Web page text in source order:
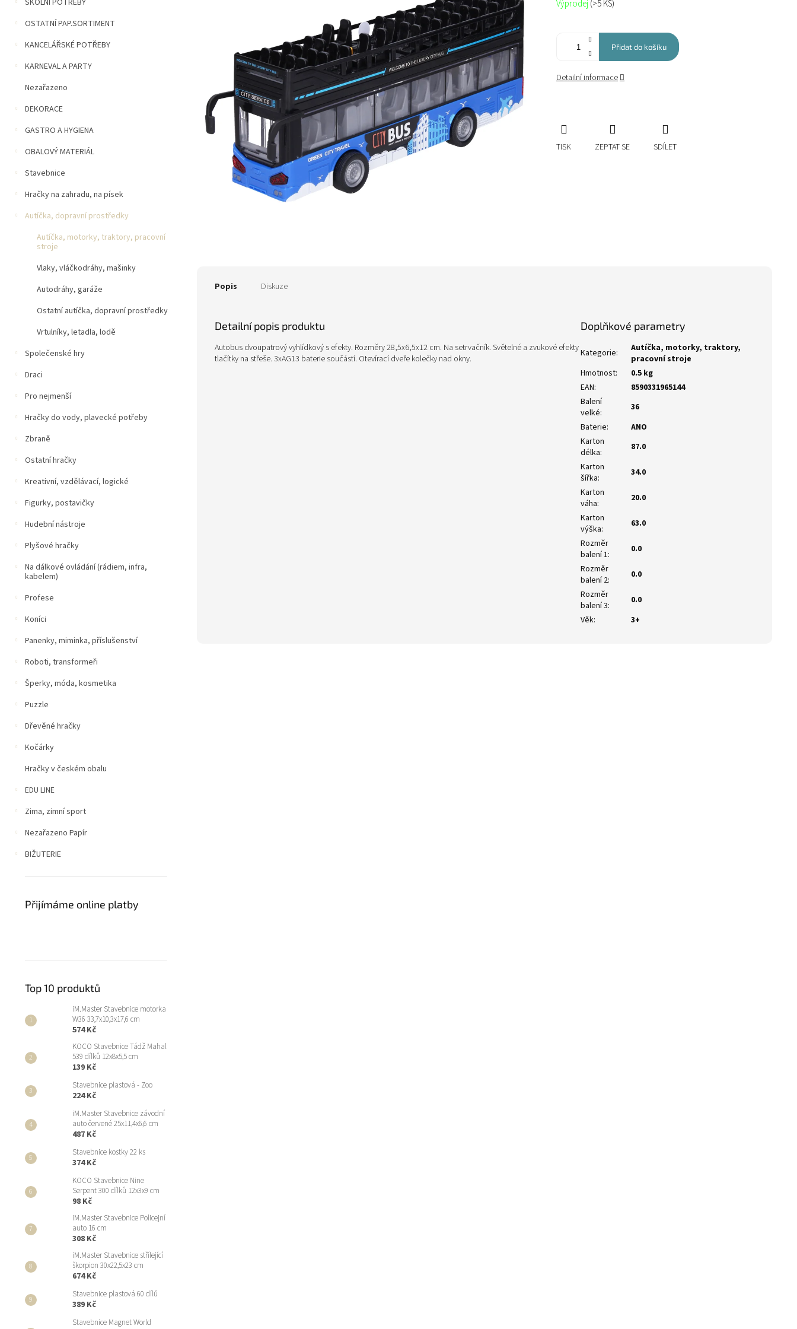
p
a
e
ŠKOLNÍ POTŘEBY
OSTATNÍ PAP.SORTIMENT
KANCELÁŘSKÉ POTŘEBY
KARNEVAL A PARTY
Nezařazeno
DEKORACE
GASTRO A HYGIENA
OBALOVÝ MATERIÁL
Stavebnice
Hračky na zahradu, na písek
Autíčka, dopravní prostředky
Autíčka, motorky, traktory, pracovní
stroje
Vlaky, vláčkodráhy, mašinky
Autodráhy, garáže
Ostatní autíčka, dopravní prostředky
Vrtulníky, letadla, lodě
Společenské hry
Draci
Pro nejmenší
Hračky do vody, plavecké potřeby
Zbraně
Ostatní hračky
Kreativní, vzdělávací, logické
Figurky, postavičky
Hudební nástroje
Plyšové hračky
Na dálkové ovládání (rádiem, infra,
kabelem)
Profese
Koníci
Panenky, miminka, příslušenství
Roboti, transformeři
Šperky, móda, kosmetika
Puzzle
Dřevěné hračky
Kočárky
Hračky v českém obalu
EDU LINE
Zima, zimní sport
Nezařazeno Papír
BIŽUTERIE
Přijímáme online platby
Top 10 produktů
iM.Master Stavebnice motorka
W36 33,7x10,3x17,6 cm
574 Kč
KOCO Stavebnice Tádž Mahal
539 dílků 12x8x5,5 cm
139 Kč
Stavebnice plastová - Zoo
224 Kč
iM.Master Stavebnice závodní
auto červené 25x11,4x6,6 cm
487 Kč
Stavebnice kostky 22 ks
374 Kč
KOCO Stavebnice Nine
Serpent 300 dílků 12x3x9 cm
98 Kč
iM.Master Stavebnice Policejní
auto 16 cm
308 Kč
iM.Master Stavebnice střílející
škorpion 30x22,5x23 cm
674 Kč
Stavebnice plastová 60 dílů
389 Kč
Stavebnice Magnet World
cena:
Výprodej(>5 KS)
Přidat do košíku
Detailní informace
TISK ZEPTAT SE SDÍLET
Popis Diskuze
Detailní popis produktu
Autobus dvoupatrový vyhlídkový s efekty. Rozměry 28,5x6,5x12 cm. Na setrvačník. Světelné a zvukové efekty
tlačítky na střeše. 3xAG13 baterie součástí. Otevírací dveře kolečky nad okny.
Doplňkové parametry
Kategorie:
Autíčka, motorky, traktory,
pracovní stroje
Hmotnost:
0.5 kg
EAN:
8590331965144
Balení
velké:
36
Baterie:
ANO
Karton
délka:
87.0
Karton
šířka:
34.0
Karton
váha:
20.0
Karton
výška:
63.0
Rozměr
balení 1:
0.0
Rozměr
balení 2:
0.0
Rozměr
balení 3:
0.0
Věk: 3+